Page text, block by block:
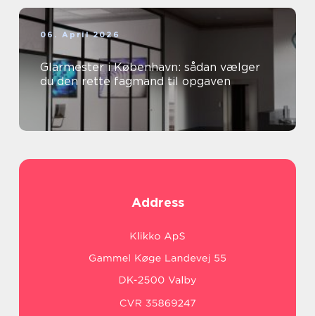
06. April 2026
Glarmester i København: sådan vælger
du den rette fagmand til opgaven
Address